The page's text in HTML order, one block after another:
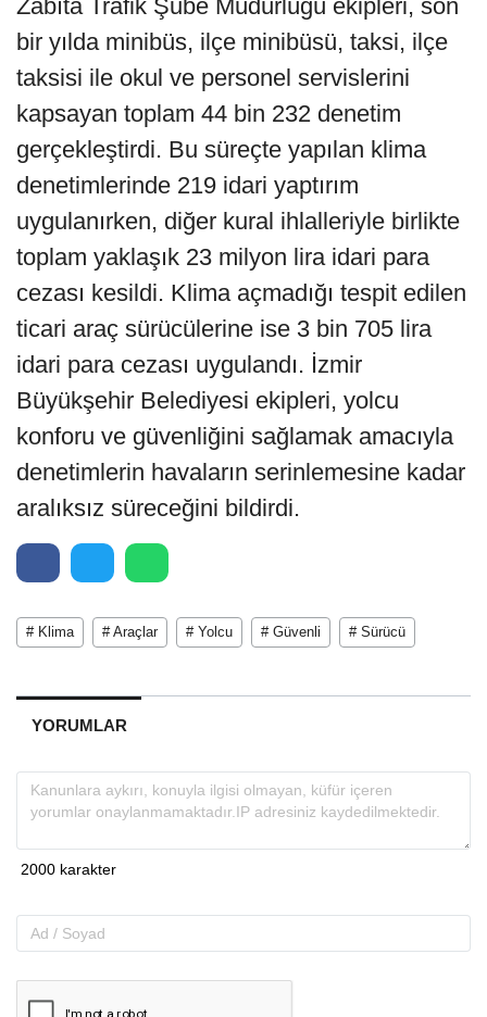
Zabıta Trafik Şube Müdürlüğü ekipleri, son
bir yılda minibüs, ilçe minibüsü, taksi, ilçe
taksisi ile okul ve personel servislerini
kapsayan toplam 44 bin 232 denetim
gerçekleştirdi. Bu süreçte yapılan klima
denetimlerinde 219 idari yaptırım
uygulanırken, diğer kural ihlalleriyle birlikte
toplam yaklaşık 23 milyon lira idari para
cezası kesildi. Klima açmadığı tespit edilen
ticari araç sürücülerine ise 3 bin 705 lira
idari para cezası uygulandı. İzmir
Büyükşehir Belediyesi ekipleri, yolcu
konforu ve güvenliğini sağlamak amacıyla
denetimlerin havaların serinlemesine kadar
aralıksız süreceğini bildirdi.
# Klima # Araçlar # Yolcu # Güvenli # Sürücü
YORUMLAR